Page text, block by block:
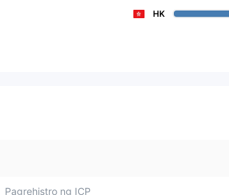
HK
Pagrehistro ng ICP